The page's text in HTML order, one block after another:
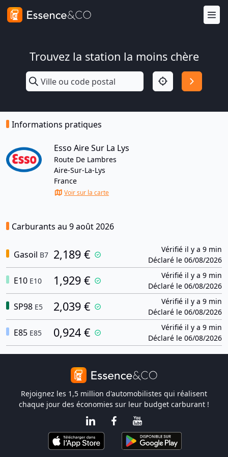
Trouvez la station la moins chère
Informations pratiques
Esso Aire Sur La Lys
Route De Lambres
Aire-Sur-La-Lys
France
Voir sur la carte
Carburants au 9 août 2026
Gasoil B7 2,189 €
Vérifié il y a 9 min
Déclaré le 06/08/2026
E10 E10 1,929 €
Vérifié il y a 9 min
Déclaré le 06/08/2026
SP98 E5 2,039 €
Vérifié il y a 9 min
Déclaré le 06/08/2026
E85 E85 0,924 €
Vérifié il y a 9 min
Déclaré le 06/08/2026
Rejoignez les 1,5 million d'automobilistes qui réalisent
chaque jour des économies sur leur budget carburant !